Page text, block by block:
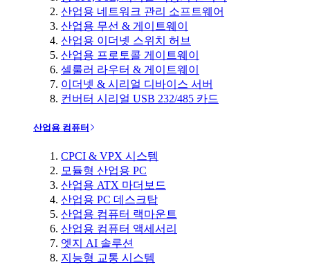
산업용 네트워크 관리 소프트웨어
산업용 무선 & 게이트웨이
산업용 이더넷 스위치 허브
산업용 프로토콜 게이트웨이
셀룰러 라우터 & 게이트웨이
이더넷 & 시리얼 디바이스 서버
컨버터 시리얼 USB 232/485 카드
산업용 컴퓨터
CPCI & VPX 시스템
모듈형 산업용 PC
산업용 ATX 마더보드
산업용 PC 데스크탑
산업용 컴퓨터 랙마운트
산업용 컴퓨터 액세서리
엣지 AI 솔루션
지능형 교통 시스템